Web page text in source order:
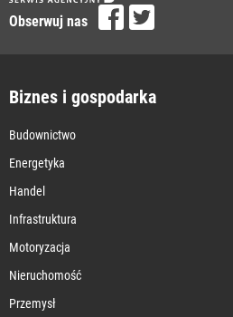
Obserwuj nas
Biznes i gospodarka
Budownictwo
Energetyka
Handel
Infrastruktura
Motoryzacja
Nieruchomość
Przemysł